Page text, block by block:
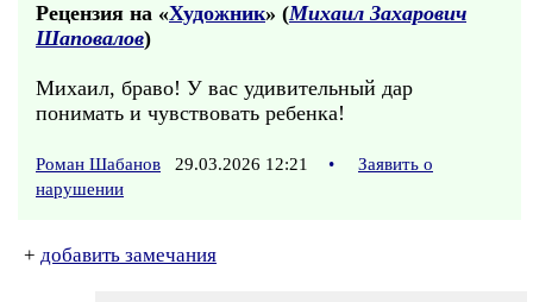
Рецензия на «Художник» (Михаил Захарович
Шаповалов)
Михаил, браво! У вас удивительный дар
понимать и чувствовать ребенка!
Роман Шабанов 29.03.2026 12:21 •
Заявить о
нарушении
+ добавить замечания